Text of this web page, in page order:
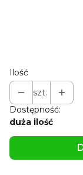
Ilość
szt.
Dostępność:
duża ilość